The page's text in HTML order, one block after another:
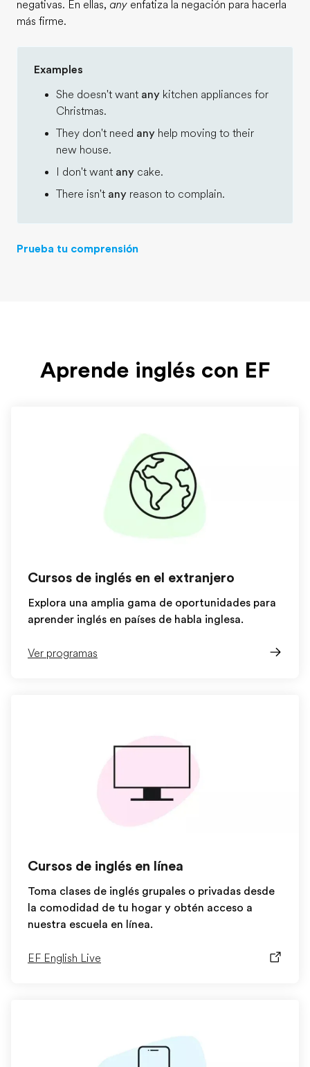
negativas. En ellas, any enfatiza la negación para hacerla
más firme.
Examples
She doesn't want any kitchen appliances for
Christmas.
They don't need any help moving to their
new house.
I don't want any cake.
There isn't any reason to complain.
Prueba tu comprensión
Aprende inglés con EF
Cursos de inglés en el extranjero
Explora una amplia gama de oportunidades para
aprender inglés en países de habla inglesa.
Ver programas
Cursos de inglés en línea
Toma clases de inglés grupales o privadas desde
la comodidad de tu hogar y obtén acceso a
nuestra escuela en línea.
EF English Live